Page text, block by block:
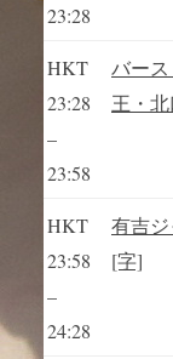
23:28
HKT
23:28
–
23:58
バー
王・
HKT
23:58
–
24:28
有吉
[字]